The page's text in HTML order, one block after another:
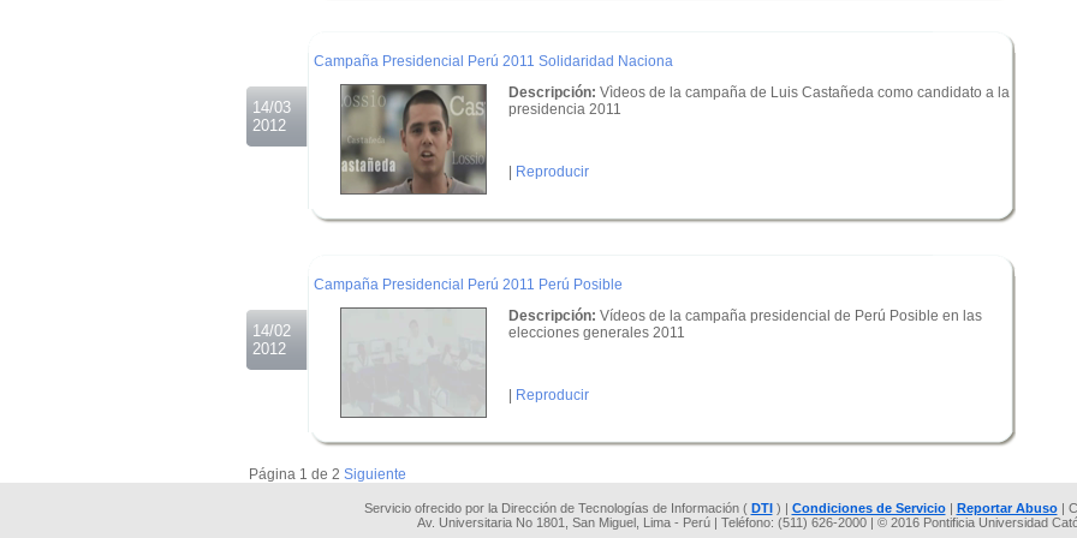
14/03
2012
Campaña Presidencial Perú 2011 Solidaridad Naciona
Descripción: Vìdeos de la campaña de Luis Castañeda como candidato a la
presidencia 2011
| Reproducir
14/02
2012
Campaña Presidencial Perú 2011 Perú Posible
Descripción: Vídeos de la campaña presidencial de Perú Posible en las
elecciones generales 2011
| Reproducir
Página 1 de 2 Siguiente
Servicio ofrecido por la Dirección de Tecnologías de Información ( DTI) | Condiciones de Servicio| Reportar Abuso|
Av. Universitaria No 1801, San Miguel, Lima - Perú | Teléfono: (511) 626-2000 | © 2016 Pontificia Universidad